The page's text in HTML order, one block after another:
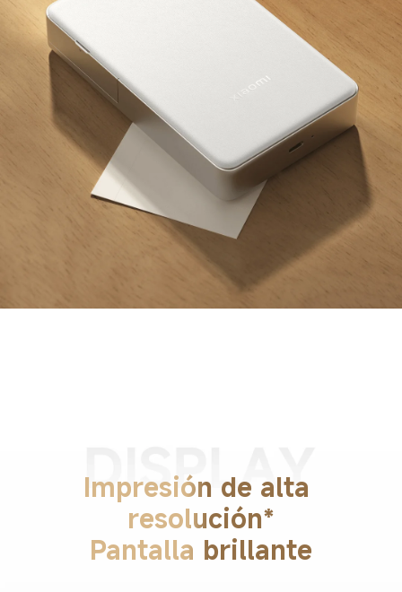
Impresión de alta
resolución*
Pantalla brillante